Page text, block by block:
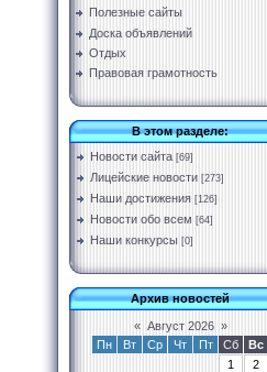
Полезные сайты
Доска объявлений
Отдых
Правовая грамотность
В этом разделе:
Новости сайта [69]
Лицейские новости [273]
Наши достижения [126]
Новости обо всем [64]
Наши конкурсы [0]
Архив новостей
« Август 2026 »
Пн
Вт Ср Чт Пт Сб
Вс
1
2